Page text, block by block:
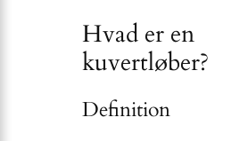
Hvad er en
kuvertløber?
Definition